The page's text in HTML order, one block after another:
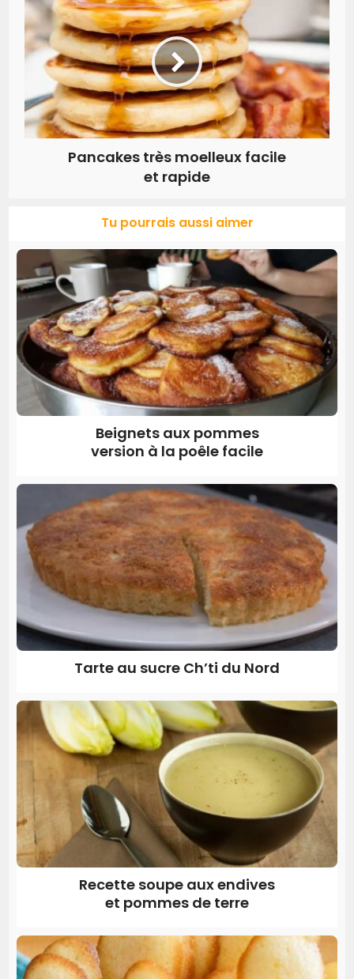
Pancakes très moelleux facile
et rapide
Tu pourrais aussi aimer
Beignets aux pommes
version à la poêle facile
Tarte au sucre Ch’ti du Nord
Recette soupe aux endives
et pommes de terre